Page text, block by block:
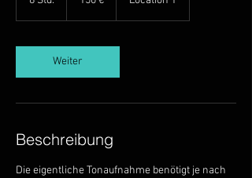
d
.
Weiter
Beschreibung
Die eigentliche Tonaufnahme benötigt je nach